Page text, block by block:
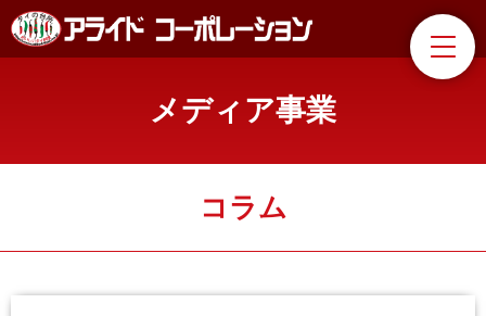
メディア事業
コラム